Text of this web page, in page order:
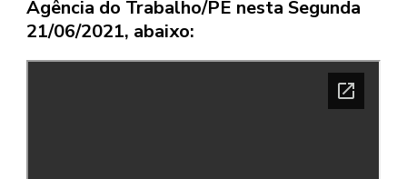
Agência do Trabalho/PE nesta Segunda
21/06/2021, abaixo: